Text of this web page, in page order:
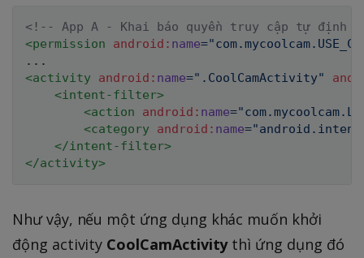
<!-- App A - Khai báo quyền truy cập tự định
<permission android: name="
<activity android: name=" .CoolCamActivity"
<intent-filter>
<action android: name="
<category android: name="
</intent-filter>
</activity>
Như vậy, nếu một ứng dụng khác muốn khởi
động activity CoolCamActivitythì ứng dụng đó